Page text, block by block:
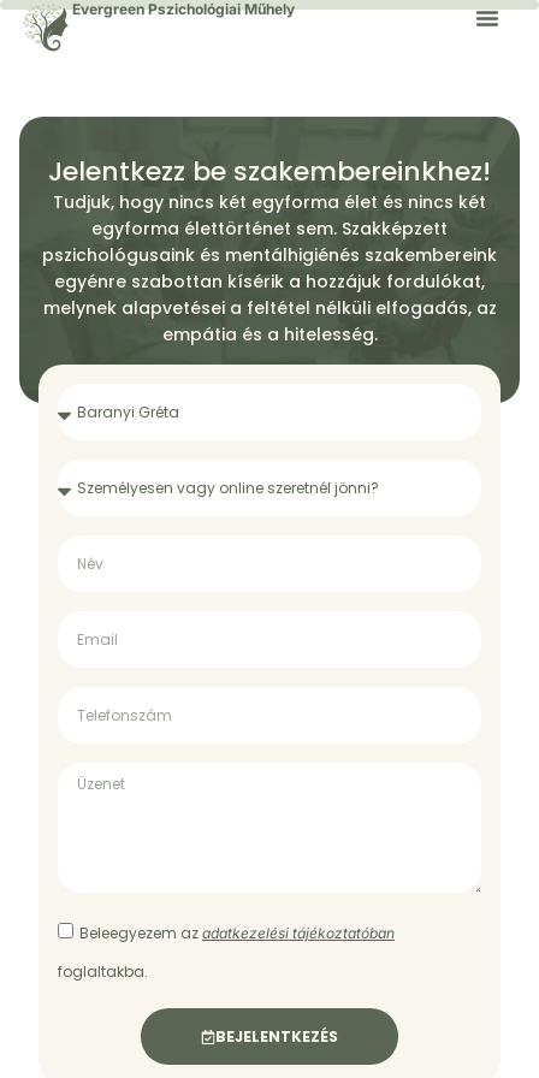
Evergreen Pszichológiai Műhely
Jelentkezz be szakembereinkhez!
Tudjuk, hogy nincs két egyforma élet és nincs két
egyforma élettörténet sem. Szakképzett
pszichológusaink és mentálhigiénés szakembereink
egyénre szabottan kísérik a hozzájuk fordulókat,
melynek alapvetései a feltétel nélküli elfogadás, az
empátia és a hitelesség.​
Beleegyezem az adatkezelési tájékoztatóban
foglaltakba.
BEJELENTKEZÉS